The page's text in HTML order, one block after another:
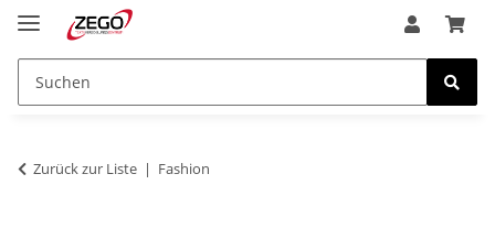
Zurück zur Liste Fashion